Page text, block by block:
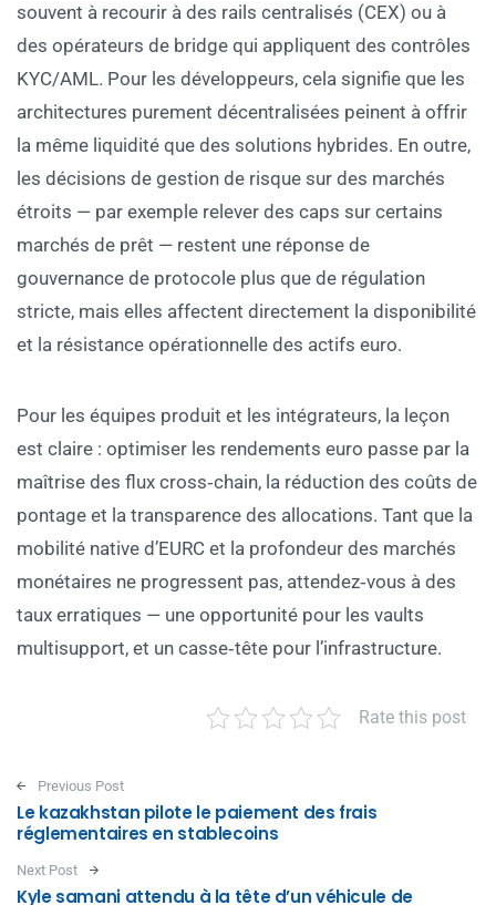
souvent à recourir à des rails centralisés (CEX) ou à
des opérateurs de bridge qui appliquent des contrôles
KYC/AML. Pour les développeurs, cela signifie que les
architectures purement décentralisées peinent à offrir
la même liquidité que des solutions hybrides. En outre,
les décisions de gestion de risque sur des marchés
étroits — par exemple relever des caps sur certains
marchés de prêt — restent une réponse de
gouvernance de protocole plus que de régulation
stricte, mais elles affectent directement la disponibilité
et la résistance opérationnelle des actifs euro.
Pour les équipes produit et les intégrateurs, la leçon
est claire : optimiser les rendements euro passe par la
maîtrise des flux cross‑chain, la réduction des coûts de
pontage et la transparence des allocations. Tant que la
mobilité native d’EURC et la profondeur des marchés
monétaires ne progressent pas, attendez‑vous à des
taux erratiques — une opportunité pour les vaults
multisupport, et un casse‑tête pour l’infrastructure.
Rate this post
Post navigation
Previous Post
Le kazakhstan pilote le paiement des frais
réglementaires en stablecoins
Next Post
Kyle samani attendu à la tête d’un véhicule de